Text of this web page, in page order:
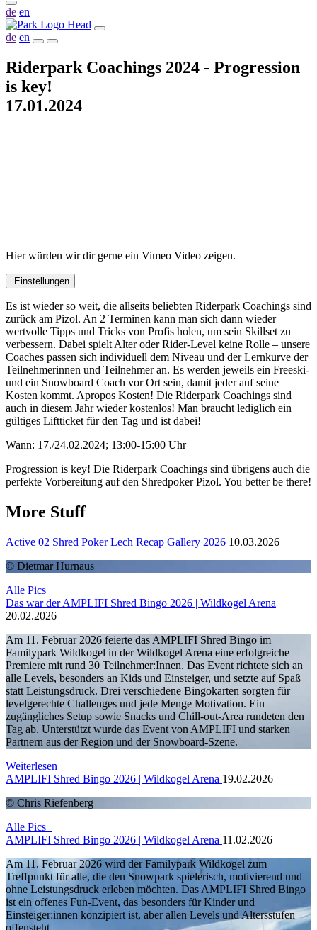
de en
de en
Riderpark Coachings 2024 - Progression
is key!
17.01.2024
Hier würden wir dir gerne ein Vimeo Video zeigen.
Einstellungen
Es ist wieder so weit, die allseits beliebten Riderpark Coachings sind
zurück am Pizol. An 2 Terminen kann man sich dann wieder
wertvolle Tipps und Tricks von Profis holen, um sein Skillset zu
verbessern. Dabei spielt Alter oder Rider-Level keine Rolle – unsere
Coaches passen sich individuell dem Niveau und der Lernkurve der
Teilnehmerinnen und Teilnehmer an. Es werden jeweils ein Freeski-
und ein Snowboard Coach vor Ort sein, damit jeder auf seine
Kosten kommt. Apropos Kosten! Die Riderpark Coachings sind
auch in diesem Jahr wieder kostenlos! Man braucht lediglich ein
gültiges Liftticket für den Tag und ist dabei!
Wann: 17./24.02.2024; 13:00-15:00 Uhr
Progression is key! Die Riderpark Coachings sind übrigens auch die
perfekte Vorbereitung auf den Shredpoker Pizol. You better be there!
More Stuff
Active 02 Shred Poker Lech Recap Gallery 2026 10.03.2026
©️ Dietmar Hurnaus
Alle Pics
Das war der AMPLIFI Shred Bingo 2026 | Wildkogel Arena
20.02.2026
Am 11. Februar 2026 feierte das AMPLIFI Shred Bingo im
Familypark Wildkogel in derWildkogel Arena eine erfolgreiche
Premiere mit rund 30 Teilnehmer:Innen. Das Event richtete sich an
alle Levels, besonders an Kids und Einsteiger, und setzte auf Spaß
statt Leistungsdruck. Drei verschiedene Bingokarten sorgten für
levelgerechte Challenges und jede Menge Motivation. Ein
zugängliches Setup sowie Snacks und Chill-out-Area rundeten den
Tag ab. Unterstützt wurde das Event von AMPLIFI und starken
Partnern aus der Region und der Snowboard-Szene.
Weiterlesen
AMPLIFI Shred Bingo 2026 | Wildkogel Arena 19.02.2026
© Chris Riefenberg
Alle Pics
AMPLIFI Shred Bingo 2026 | Wildkogel Arena 11.02.2026
Am 11. Februar 2026 wird der Familypark Wildkogel zum
Treffpunkt für alle, die den Snowpark spielerisch, motivierend und
ohne Leistungsdruck erleben möchten. Das AMPLIFI Shred Bingo
ist ein offenes Fun-Event, das besonders für Kinder und
Einsteiger:innen konzipiert ist, aber allen Levels und Altersstufen